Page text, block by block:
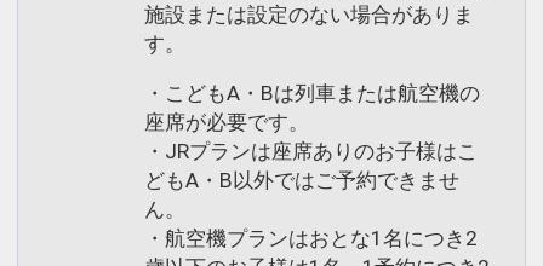
施設または設定のない場合がありま
す。
・こどもA・Bは列車または航空機の
座席が必要です。
・JRプランは座席ありのお子様はこ
どもA・B以外ではご予約できませ
ん。
・航空機プランはおとな1名につき2